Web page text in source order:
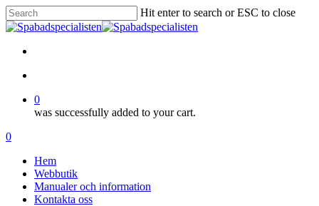
Skip
to
main
content
Hit enter to search or ESC to close
Close
0
was successfully added to your cart.
Menu
account
0
Hem
Webbutik
Manualer och information
Kontakta oss